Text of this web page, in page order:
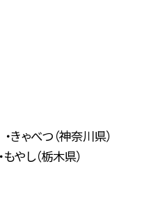
ゃべつ（神奈川県）
やし（栃木県）